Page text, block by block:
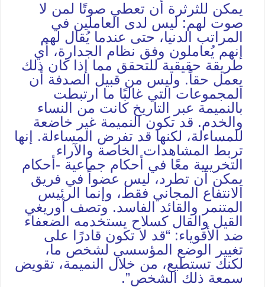
يمكن للثرثرة أن تعطي صوتًا لمن لا
صوت لهم: ليس لدى العاملين في
المراتب الدنيا، حتى عندما يُقال لهم
إنهم يُعاملون وفق نظام الجدارة، أي
طريقة حقيقية للتحقق مما إذا كان ذلك
يعمل حقاً. وليس من قبيل الصدفة أن
المجموعات التي غالبًا ما ارتبطت
بالنميمة عبر التاريخ كانت من النساء
والخدم. قد تكون النميمة غير خاضعة
للمساءلة، لكنها قد تفرض المساءلة. إنها
تربط المشاهدات الخاصة والآراء
التخريبية معًا في أحكام جماعية -أحكام
يمكن أن تطرد، ليس عضواً في فريق
الانتفاع المجاني فقط، وإنما الرئيس
المتنمر والقائد الفاسد. وتصف أوريغي
القيل والقال كسلاح يستخدمه الضعفاء
ضد الأقوياء: “قد لا تكون قادرًا على
تغيير الوضع المؤسسي لشخص ما،
لكنك تستطيع، من خلال النميمة، تقويض
سمعة ذلك الشخص”.